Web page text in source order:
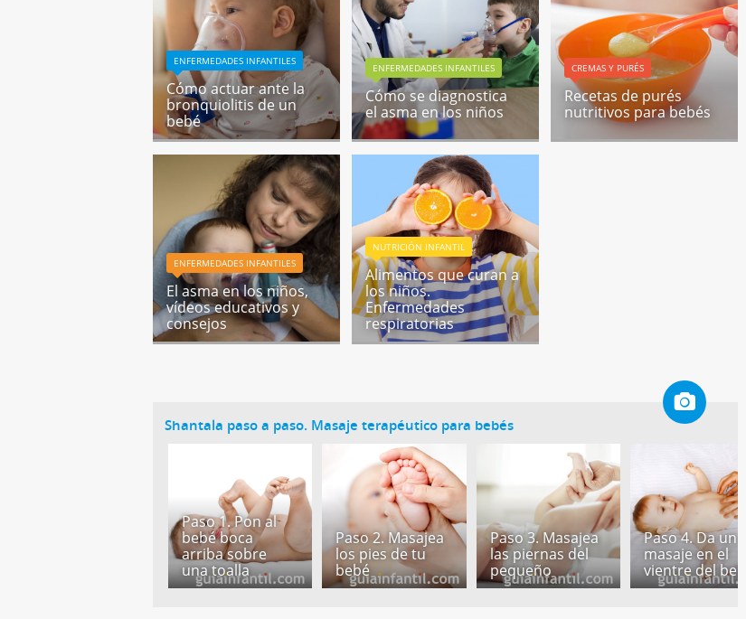
ENFERMEDADES INFANTILES
Cómo actuar ante la
bronquiolitis de un
bebé
ENFERMEDADES INFANTILES
Cómo se diagnostica
el asma en los niños
CREMAS Y PURÉS
Recetas de purés
nutritivos para bebés
ENFERMEDADES INFANTILES
El asma en los niños,
vídeos educativos y
consejos
NUTRICIÓN INFANTIL
Alimentos que curan a
los niños.
Enfermedades
respiratorias
Shantala paso a paso. Masaje terapéutico para bebés
Paso 1. Pon al
bebé boca
arriba sobre
una toalla
Paso 2. Masajea
los pies de tu
bebé
Paso 3. Masajea
las piernas del
pequeño
Paso 4. Da un
masaje en el
vientre del bebé